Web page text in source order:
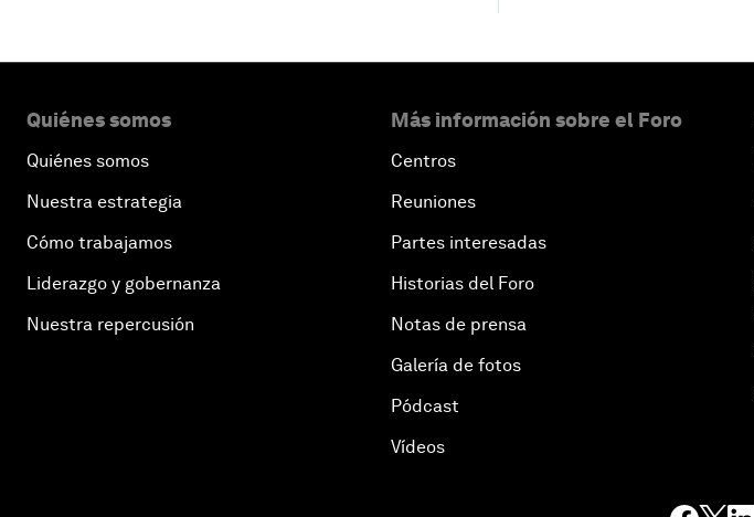
Quiénes somos
Quiénes somos
Nuestra estrategia
Cómo trabajamos
Liderazgo y gobernanza
Nuestra repercusión
Más información sobre el Foro
Centros
Reuniones
Partes interesadas
Historias del Foro
Notas de prensa
Galería de fotos
Pódcast
Vídeos